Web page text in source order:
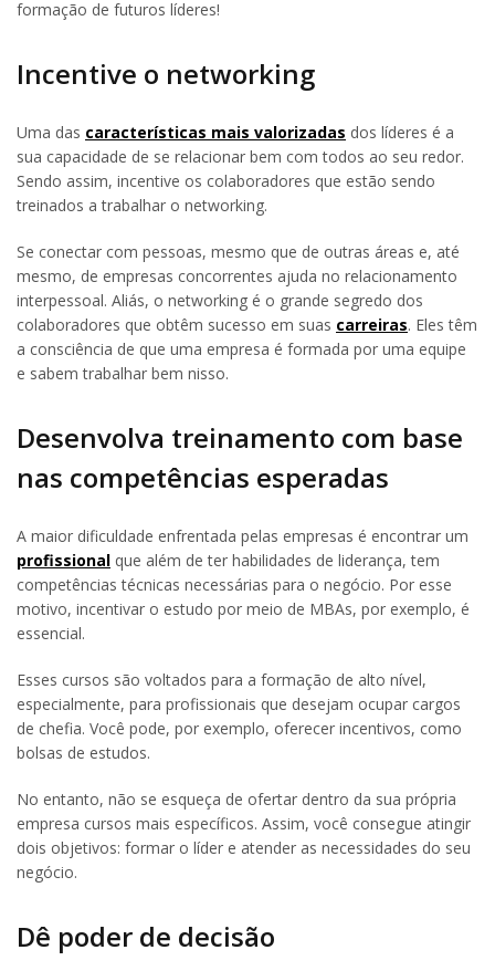
formação de futuros líderes!
Incentive o networking
Uma das características mais valorizadas dos líderes é a
sua capacidade de se relacionar bem com todos ao seu redor.
Sendo assim, incentive os colaboradores que estão sendo
treinados a trabalhar o networking.
Se conectar com pessoas, mesmo que de outras áreas e, até
mesmo, de empresas concorrentes ajuda no relacionamento
interpessoal. Aliás, o networking é o grande segredo dos
colaboradores que obtêm sucesso em suas carreiras. Eles têm
a consciência de que uma empresa é formada por uma equipe
e sabem trabalhar bem nisso.
Desenvolva treinamento com base
nas competências esperadas
A maior dificuldade enfrentada pelas empresas é encontrar um
profissional que além de ter habilidades de liderança, tem
competências técnicas necessárias para o negócio. Por esse
motivo, incentivar o estudo por meio de MBAs, por exemplo, é
essencial.
Esses cursos são voltados para a formação de alto nível,
especialmente, para profissionais que desejam ocupar cargos
de chefia. Você pode, por exemplo, oferecer incentivos, como
bolsas de estudos.
No entanto, não se esqueça de ofertar dentro da sua própria
empresa cursos mais específicos. Assim, você consegue atingir
dois objetivos: formar o líder e atender as necessidades do seu
negócio.
Dê poder de decisão